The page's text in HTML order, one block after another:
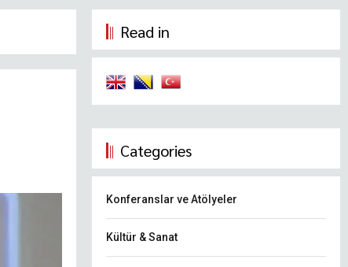
Read in
Categories
Konferanslar ve Atölyeler
Kültür & Sanat